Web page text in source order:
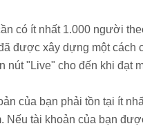
có ít nhất 1.000 người
được xây dựng một
nút "Live" cho đến khi đạt
của bạn phải tồn tại ít
Nếu tài khoản của bạn